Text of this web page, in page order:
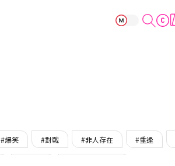
太陽班幼兒園同學
#爆笑 #對戰 #非人存在 #重逢